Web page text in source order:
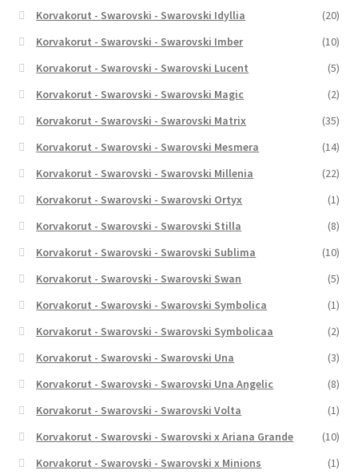
Korvakorut - Swarovski - Swarovski Idyllia
(20)
Korvakorut - Swarovski - Swarovski Imber
(10)
Korvakorut - Swarovski - Swarovski Lucent
(5)
Korvakorut - Swarovski - Swarovski Magic
(2)
Korvakorut - Swarovski - Swarovski Matrix
(35)
Korvakorut - Swarovski - Swarovski Mesmera
(14)
Korvakorut - Swarovski - Swarovski Millenia
(22)
Korvakorut - Swarovski - Swarovski Ortyx
(1)
Korvakorut - Swarovski - Swarovski Stilla
(8)
Korvakorut - Swarovski - Swarovski Sublima
(10)
Korvakorut - Swarovski - Swarovski Swan
(5)
Korvakorut - Swarovski - Swarovski Symbolica
(1)
Korvakorut - Swarovski - Swarovski Symbolicaa
(2)
Korvakorut - Swarovski - Swarovski Una
(3)
Korvakorut - Swarovski - Swarovski Una Angelic
(8)
Korvakorut - Swarovski - Swarovski Volta
(1)
Korvakorut - Swarovski - Swarovski x Ariana Grande
(10)
Korvakorut - Swarovski - Swarovski x Minions
(1)